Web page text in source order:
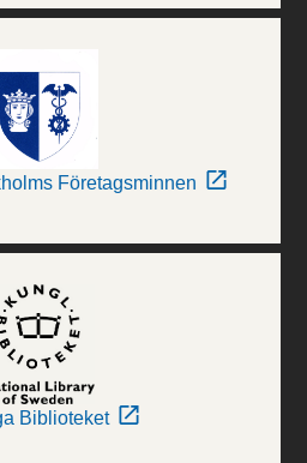
Företagsminnen
Biblioteket